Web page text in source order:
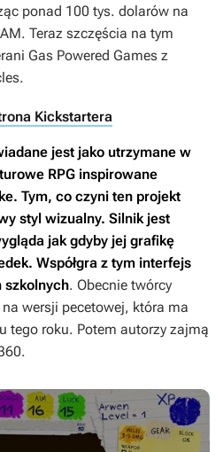
ponad 100 tys. dolarów na
. Teraz szczęścia na tym
Gas Powered Games z
.
Kickstartera
jest jako utrzymane w
RPG inspirowane
Tym, co czyni ten projekt
styl wizualny. Silnik jest
jak gdyby jej grafikę
Współgra z tym interfejs
szkolnych. Obecnie twórcy
wersji pecetowej, która ma
tego roku. Potem autorzy zajmą